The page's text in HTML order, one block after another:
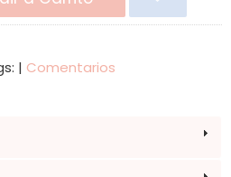
| Comentarios